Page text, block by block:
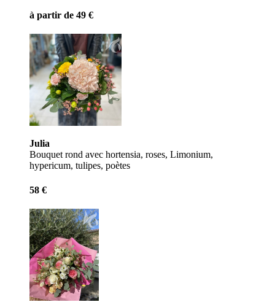
à partir de 49 €
Julia
Bouquet rond avec hortensia, roses, Limonium,
hypericum, tulipes, poètes
58 €